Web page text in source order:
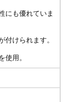
にも優れていま
付けられます。
使用。